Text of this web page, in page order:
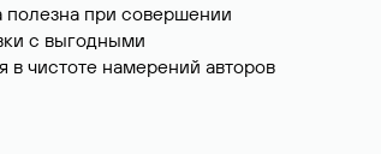
полезна при совершении
с выгодными
чистоте намерений авторов